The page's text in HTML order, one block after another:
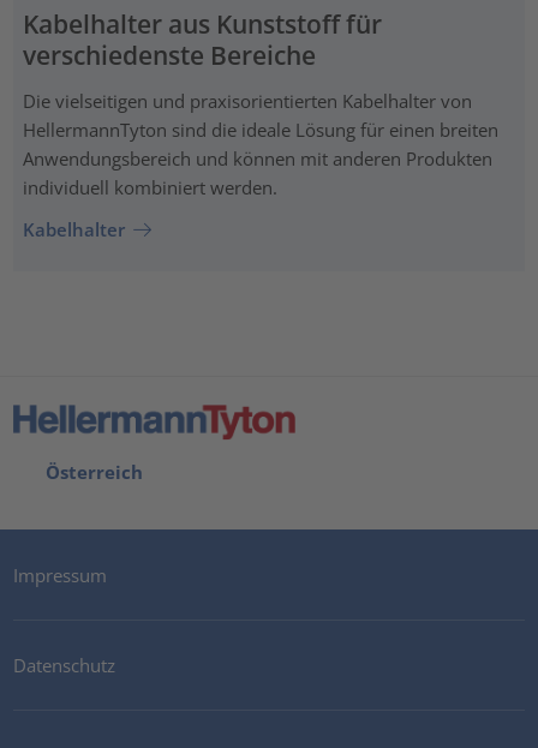
Kabelhalter aus Kunststoff für
verschiedenste Bereiche
Die vielseitigen und praxisorientierten Kabelhalter von
HellermannTyton sind die ideale Lösung für einen breiten
Anwendungsbereich und können mit anderen Produkten
individuell kombiniert werden.
Kabelhalter
Österreich
Impressum
Datenschutz